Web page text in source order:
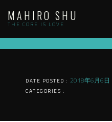
content
MAHIRO SHU
THE CORE IS LOVE
DATE POSTED : 2018年6月6日
CATEGORIES :